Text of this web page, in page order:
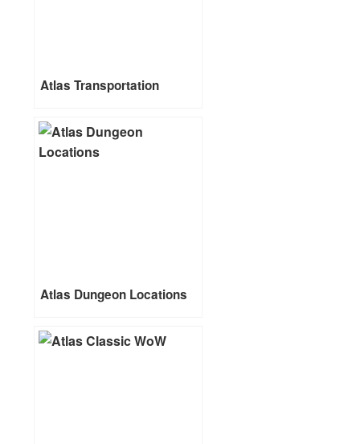
Atlas Transportation
Atlas Dungeon Locations